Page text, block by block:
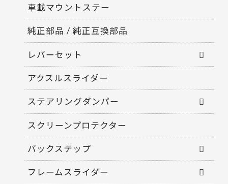
車載マウントステー
純正部品 / 純正互換部品
レバーセット
アクスルスライダー
ステアリングダンパー
スクリーンプロテクター
バックステップ
フレームスライダー